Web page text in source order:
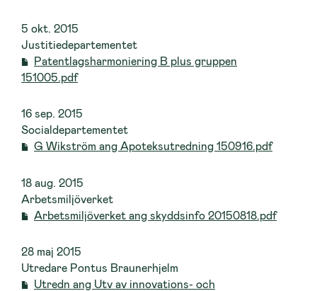
5 okt. 2015
Justitiedepartementet
Patentlagsharmoniering B plus gruppen
151005.pdf
16 sep. 2015
Socialdepartementet
G Wikström ang Apoteksutredning 150916.pdf
18 aug. 2015
Arbetsmiljöverket
Arbetsmiljöverket ang skyddsinfo 20150818.pdf
28 maj 2015
Utredare Pontus Braunerhjelm
Utredn ang Utv av innovations- och